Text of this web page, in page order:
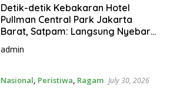
1, 2026
Detik-detik Kebakaran Hotel
Pullman Central Park Jakarta
Barat, Satpam: Langsung Nyebar
ke Atas
admin
Nasional, Peristiwa, Ragam July 30, 2026